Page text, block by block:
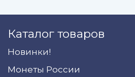
Каталог товаров
Новинки!
Монеты России